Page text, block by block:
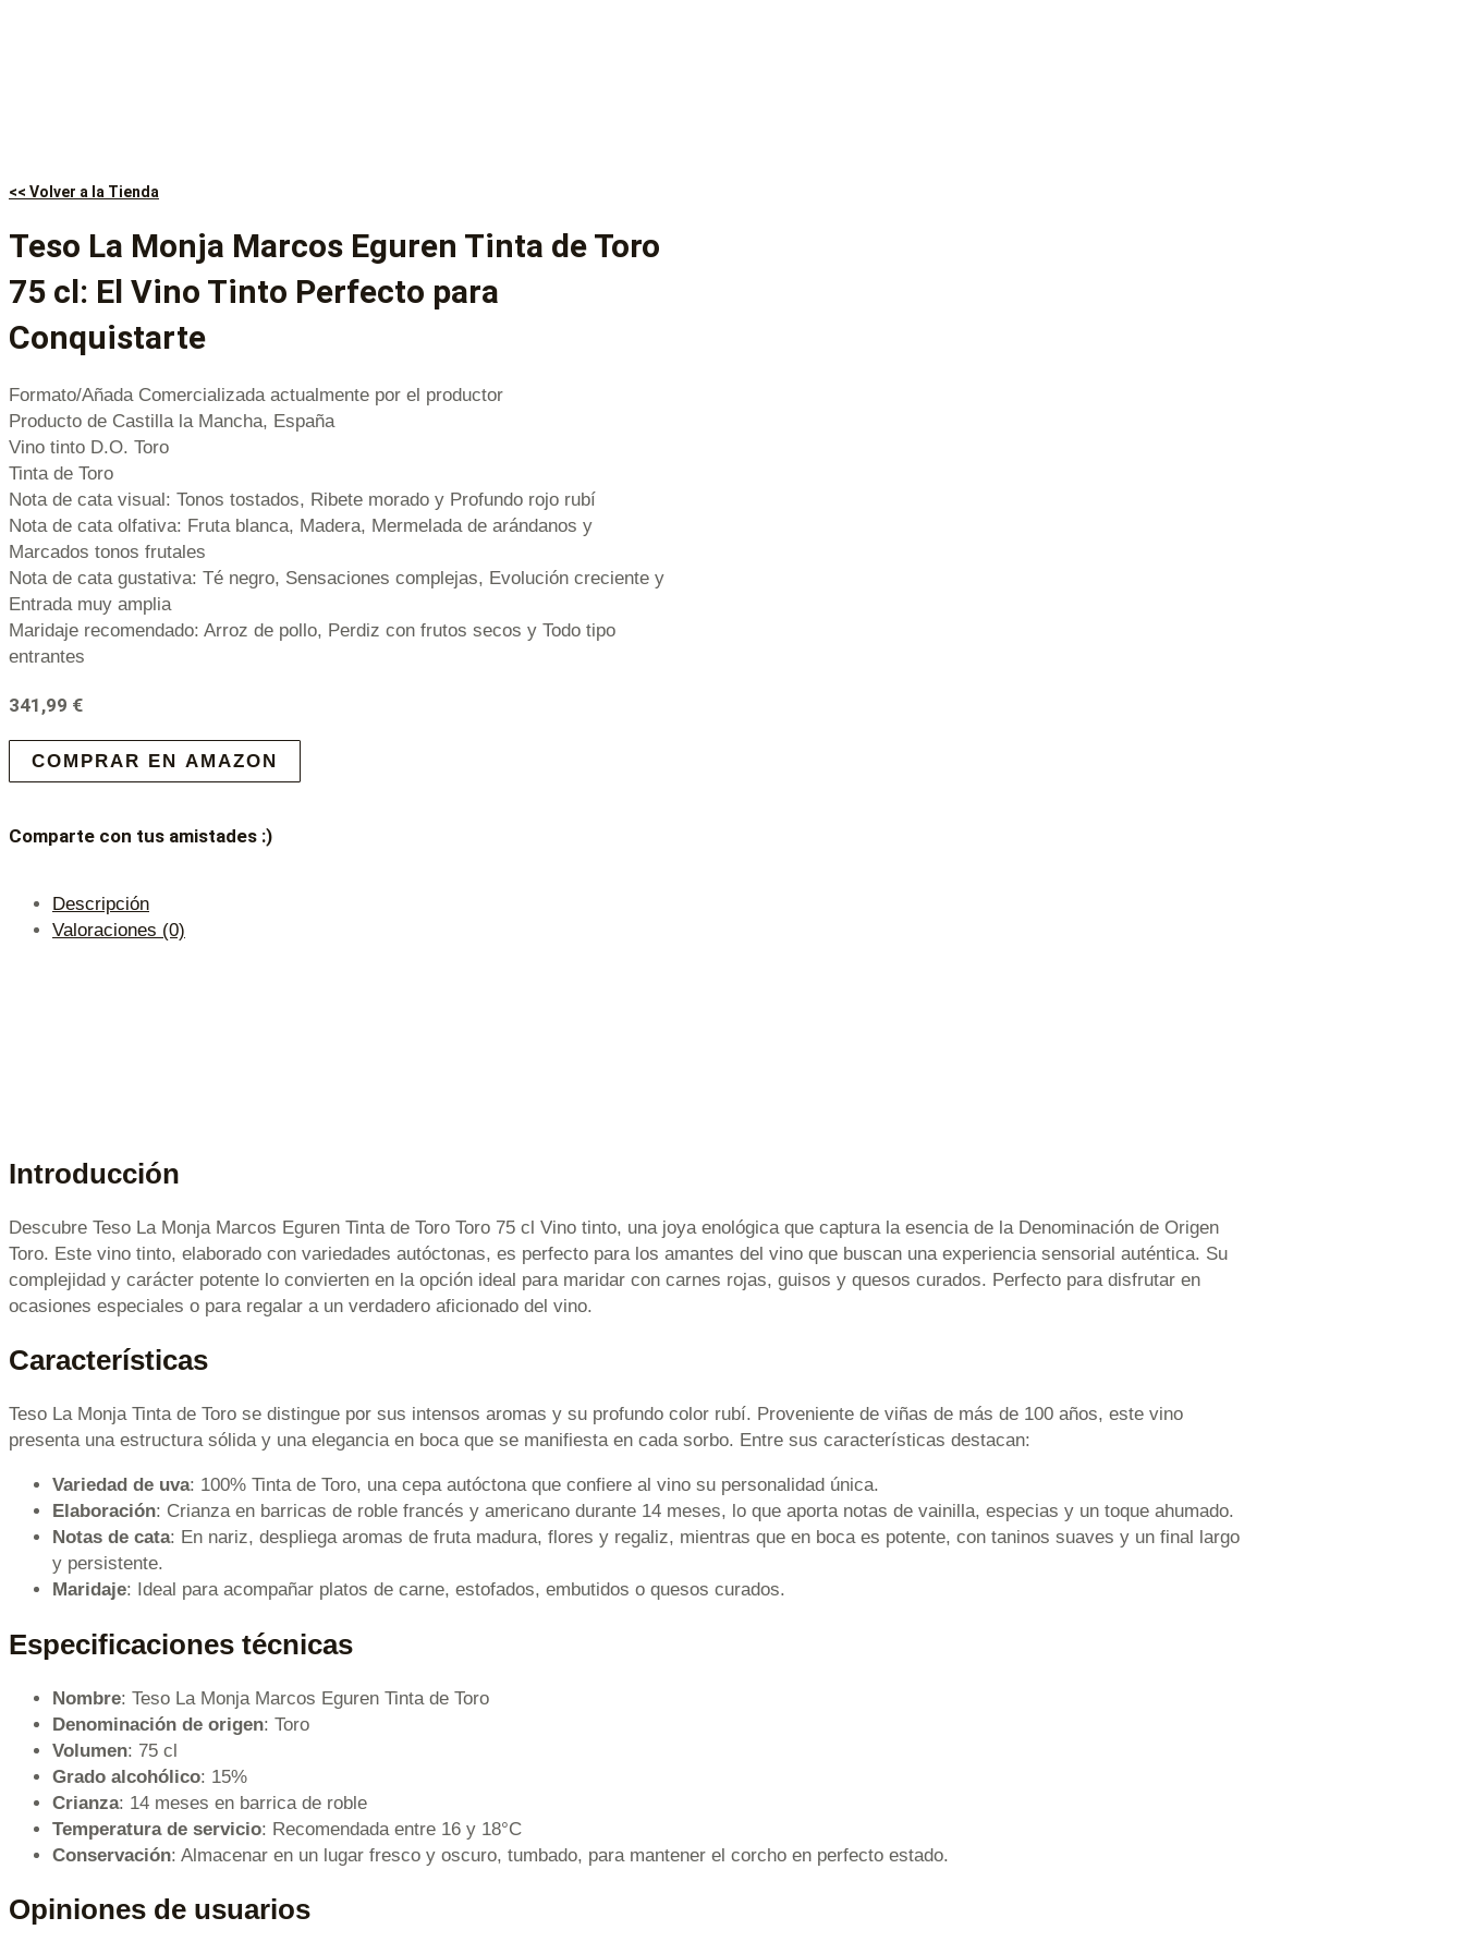
<< Volver a la Tienda
Teso La Monja Marcos Eguren Tinta de Toro
75 cl: El Vino Tinto Perfecto para
Conquistarte
Formato/Añada Comercializada actualmente por el productor
Producto de Castilla la Mancha, España
Vino tinto D.O. Toro
Tinta de Toro
Nota de cata visual: Tonos tostados, Ribete morado y Profundo rojo rubí
Nota de cata olfativa: Fruta blanca, Madera, Mermelada de arándanos y
Marcados tonos frutales
Nota de cata gustativa: Té negro, Sensaciones complejas, Evolución creciente y
Entrada muy amplia
Maridaje recomendado: Arroz de pollo, Perdiz con frutos secos y Todo tipo
entrantes
341,99 €
COMPRAR EN AMAZON
Comparte con tus amistades :)
Descripción
Valoraciones (0)
Introducción
Descubre Teso La Monja Marcos Eguren Tinta de Toro Toro 75 cl Vino tinto, una joya enológica que captura la esencia de la Denominación de Origen
Toro. Este vino tinto, elaborado con variedades autóctonas, es perfecto para los amantes del vino que buscan una experiencia sensorial auténtica. Su
complejidad y carácter potente lo convierten en la opción ideal para maridar con carnes rojas, guisos y quesos curados. Perfecto para disfrutar en
ocasiones especiales o para regalar a un verdadero aficionado del vino.
Características
Teso La Monja Tinta de Toro se distingue por sus intensos aromas y su profundo color rubí. Proveniente de viñas de más de 100 años, este vino
presenta una estructura sólida y una elegancia en boca que se manifiesta en cada sorbo. Entre sus características destacan:
Variedad de uva: 100% Tinta de Toro, una cepa autóctona que confiere al vino su personalidad única.
Elaboración: Crianza en barricas de roble francés y americano durante 14 meses, lo que aporta notas de vainilla, especias y un toque ahumado.
Notas de cata: En nariz, despliega aromas de fruta madura, flores y regaliz, mientras que en boca es potente, con taninos suaves y un final largo
y persistente.
Maridaje: Ideal para acompañar platos de carne, estofados, embutidos o quesos curados.
Especificaciones técnicas
Nombre: Teso La Monja Marcos Eguren Tinta de Toro
Denominación de origen: Toro
Volumen: 75 cl
Grado alcohólico: 15%
Crianza: 14 meses en barrica de roble
Temperatura de servicio: Recomendada entre 16 y 18°C
Conservación: Almacenar en un lugar fresco y oscuro, tumbado, para mantener el corcho en perfecto estado.
Opiniones de usuarios